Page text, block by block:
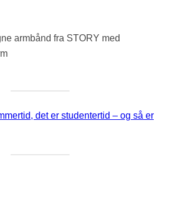
armbånd fra STORY med
det er studentertid – og så er